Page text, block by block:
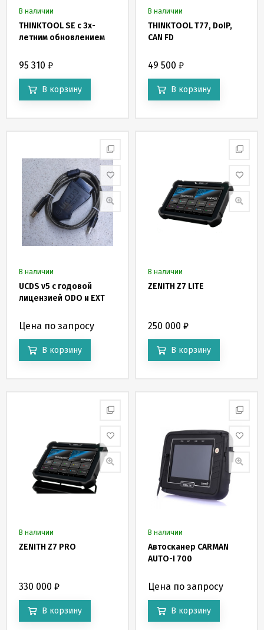
В наличии
THINKTOOL SE с 3х-
летним обновлением
95 310 ₽
В корзину
В наличии
THINKTOOL T77, DoIP,
CAN FD
49 500 ₽
В корзину
В наличии
UCDS v5 с годовой
лицензией ODO и EXT
Цена по запросу
В корзину
В наличии
ZENITH Z7 LITE
250 000 ₽
В корзину
В наличии
ZENITH Z7 PRO
330 000 ₽
В корзину
В наличии
Автосканер CARMAN
AUTO-I 700
Цена по запросу
В корзину